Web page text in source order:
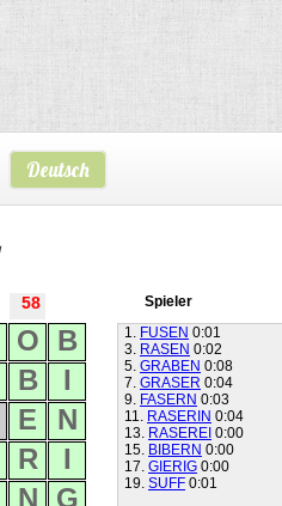
Deutsch
Spieler
58
1. FUSEN 0:01
3. RASEN 0:02
5. GRABEN 0:08
7. GRASER 0:04
9. FASERN 0:03
11. RASERIN 0:04
13. RASEREI 0:00
15. BIBERN 0:00
17. GIERIG 0:00
19. SUFF 0:01
O
B
B
I
E
N
R
I
N G